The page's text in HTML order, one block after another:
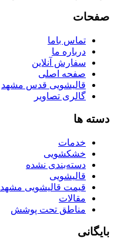
صفحات
تماس باما
درباره ما
سفارش آنلاین
صفحه اصلی
قالیشویی قدس مشهد
گالری تصاویر
دسته ها
خدمات
خشکشویی
دسته‌بندی نشده
قالیشویی
قیمت قالیشویی مشهد 1400
مقالات
مناطق تحت پوشش
بایگانی